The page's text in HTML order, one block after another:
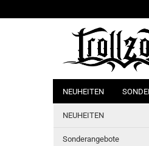
NEUHEITEN
NEUHEITEN
Sonderangebote